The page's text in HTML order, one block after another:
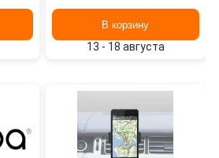
В корзину
13 - 18 августа